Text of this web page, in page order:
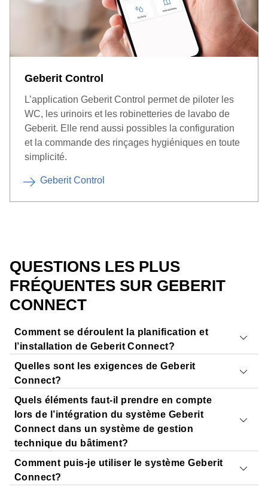
Geberit Control
L’application Geberit Control permet de piloter les
WC, les urinoirs et les robinetteries de lavabo de
Geberit. Elle rend aussi possibles la configuration
et la commande des rinçages hygiéniques en toute
simplicité.
Geberit Control
QUESTIONS LES PLUS
FRÉQUENTES SUR GEBERIT
CONNECT
Comment se déroulent la planification et
l’installation de Geberit Connect?
Toutes les indications concernant la planification,
manuel du système Geberit Connect. Pour toute
question concernant la planification de l’installation
souhaitée, n’hésitez pas à contacter votreconseiller de
vente Geberit.
La planification peut être réalisée dans Geberit
ProPlanner depuis le mois d’avril 2025.
Quelles sont les exigences de Geberit
Connect?
Les produits Geberit compatibles sontidentifiés par le
logo Geberit Connect. Les exigences de base sont
détaillées dans le manuel du système Geberit Connect.
Quels éléments faut-il prendre en compte
lors de l’intégration du système Geberit
Connect dans un système de gestion
technique du bâtiment?
Le système de gestion technique du bâtiment doit
Comment puis-je utiliser le système Geberit
Connect?